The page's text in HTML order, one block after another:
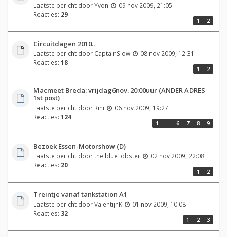
Laatste bericht doorYvon
09 nov 2009, 21:05
Reacties: 29
1 2
Circuitdagen 2010..
Laatste bericht door CaptainSlow
08 nov 2009, 12:31
Reacties: 18
1 2
Macmeet Breda: vrijdag6nov. 20:00uur (ANDER ADRES
1st post)
Laatste bericht door Rini
06 nov 2009, 19:27
Reacties: 124
1 6 7 8 9
Bezoek Essen-Motorshow (D)
Laatste bericht doorthe blue lobster
02 nov 2009, 22:08
Reacties: 20
1 2
Treintje vanaf tankstation A1
Laatste bericht doorValentijnK
01 nov 2009, 10:08
Reacties: 32
1 2 3